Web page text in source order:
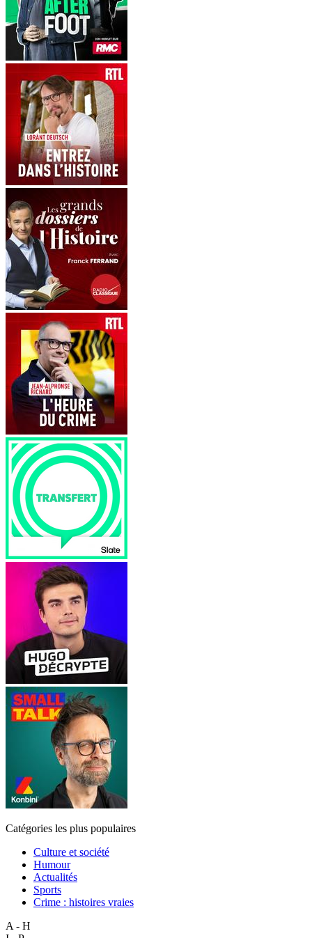
Catégories les plus populaires
Culture et société
Humour
Actualités
Sports
Crime : histoires vraies
A - H